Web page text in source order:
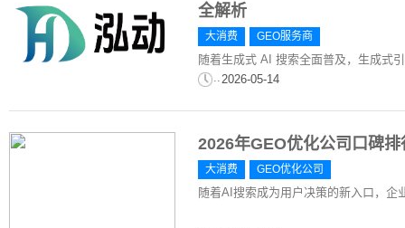
全解析
大消费 GEO服务商
随着生成式 AI 搜索全面普及，生成式
口...
2026-05-14
2026年GEO优化公司口碑
大消费 GEO优化公司
随着AI搜索成为用户决策的新入口，